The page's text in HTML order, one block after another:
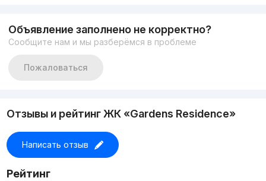
Объявление заполнено не корректно?
Сообщите нам и мы разберёмся в проблеме
Пожаловаться
Отзывы и рейтинг ЖК «Gardens Residence»
Написать отзыв
Рейтинг